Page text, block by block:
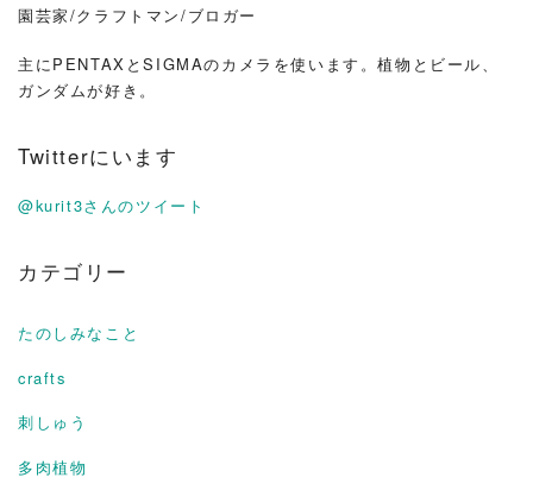
園芸家/クラフトマン/ブロガー
主にPENTAXとSIGMAのカメラを使います。植物とビール、
ガンダムが好き。
Twitterにいます
@kurit3さんのツイート
カテゴリー
たのしみなこと
crafts
刺しゅう
多肉植物